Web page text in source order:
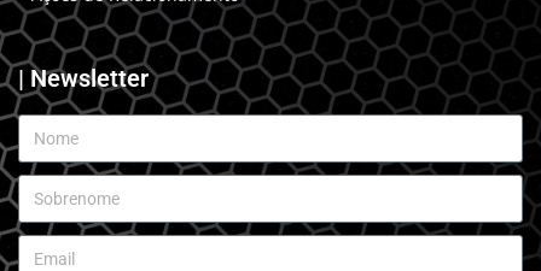
| Newsletter